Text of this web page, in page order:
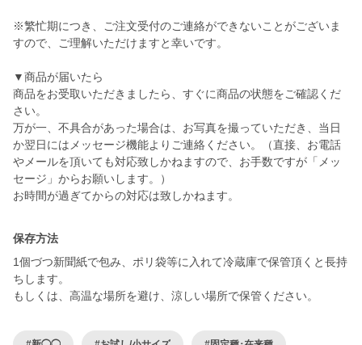
※繁忙期につき、ご注文受付のご連絡ができないことがございま
すので、ご理解いただけますと幸いです。
▼商品が届いたら
商品をお受取いただきましたら、すぐに商品の状態をご確認くだ
さい。
万が一、不具合があった場合は、お写真を撮っていただき、当日
か翌日にはメッセージ機能よりご連絡ください。（直接、お電話
やメールを頂いても対応致しかねますので、お手数ですが「メッ
セージ」からお願いします。）
保存方法
1個づつ新聞紙で包み、ポリ袋等に入れて冷蔵庫で保管頂くと長持
ちします。
もしくは、高温な場所を避け、涼しい場所で保管ください。